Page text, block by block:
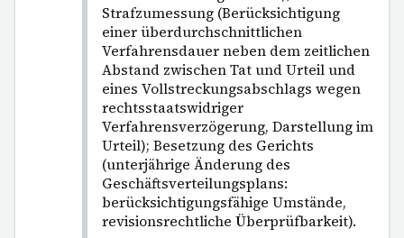
Strafzumessung (Berücksichtigung
einer überdurchschnittlichen
Verfahrensdauer neben dem zeitlichen
Abstand zwischen Tat und Urteil und
eines Vollstreckungsabschlags wegen
rechtsstaatswidriger
Verfahrensverzögerung, Darstellung im
Urteil); Besetzung des Gerichts
(unterjährige Änderung des
Geschäftsverteilungsplans:
berücksichtigungsfähige Umstände,
revisionsrechtliche Überprüfbarkeit).